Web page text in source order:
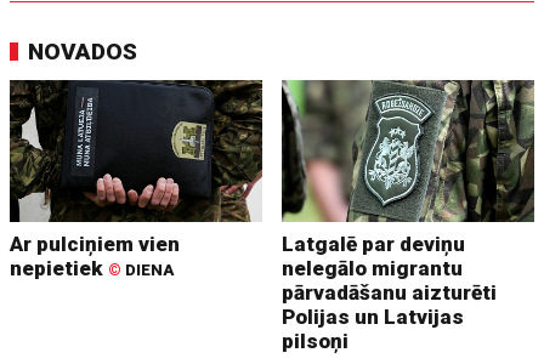
NOVADOS
Ar pulciņiem vien
nepietiek © DIENA
Latgalē par deviņu
nelegālo migrantu
pārvadāšanu aizturēti
Polijas un Latvijas
pilsoņi